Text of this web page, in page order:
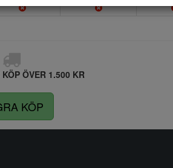
ÖVER 1.500 KR
KÖP